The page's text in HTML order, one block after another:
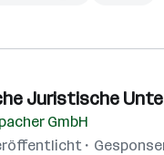
Juristische
GmbH